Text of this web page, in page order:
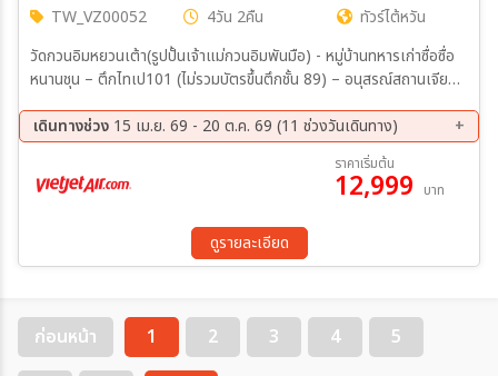
TW_VZ00052 4วัน 2คืน
ทัวร์ไต้หวัน
วัดกวนอิมหยวนเต้า(รูปปั้นเจ้าแม่กวนอิมพันมือ) - หมู่บ้านทหารเก่าซื่อซื่อ
หนานชุน – ตึกไทเป101 (ไม่รวมบัตรขึ้นตึกชั้น 89) – อนุสรณ์สถานเจียง
อุทยานเกาะเหอผิง(รวมค่าเข้าชม) - หมู่บ้านประมงเจิ้งปิน – ซีเหมินติง ร้าน
สร้อยสุขภาพ GERMANIUM – DUTY FREE - วัดหลงซาน – ถนนหวาซี
– MITSUI OUTLET
เดินทางช่วง 15 เม.ย. 69 - 20 ต.ค. 69 (11 ช่วงวันเดินทาง)
20 ส.ค. 69 - 23 ส.ค. 69
29 ส.ค. 69 - 01 ก.ย. 69
04 ก.ย. 69 - 07 ก.ย. 69
18 ก.ย. 69 - 21 ก.ย. 69
02 ต.ค. 69 - 05 ต.ค. 69
15 ต.ค. 69 - 18 ต.ค. 69
ราคาเริ่มต้น
12,999 บาท
ดูรายละเอียด
ก่อนหน้า 1 2 3 4
5